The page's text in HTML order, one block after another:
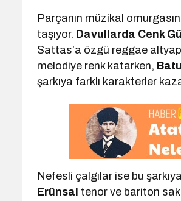
Parçanın müzikal
taşıyor. Davullarda Cenk
Sattas’a özgü reggae
melodiye renk katarken,
şarkıya farklı karakterler
Nefesli çalgılar ise bu
Erünsal tenor ve bariton